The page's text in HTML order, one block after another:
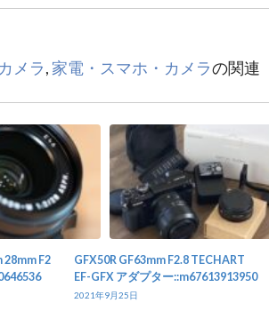
メラ, 家電・スマホ・カメラの関連
28mm F2
GFX50R GF63mm F2.8 TECHART
EF-GFX アダプター::m67613913950
2021年9月25日